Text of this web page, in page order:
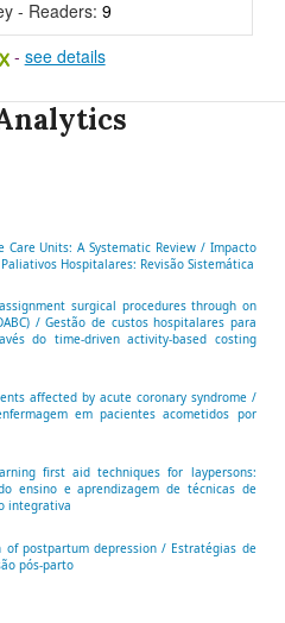
- Readers: 9
- see details
Units: A Systematic Review / Impacto
Hospitalares: Revisão Sistemática
surgical procedures through on
/ Gestão de custos hospitalares para
do time-driven activity-based costing
affected by acute coronary syndrome /
em pacientes acometidos por
first aid techniques for laypersons:
ensino e aprendizagem de técnicas de
integrativa
postpartum depression / Estratégias de
pós-parto